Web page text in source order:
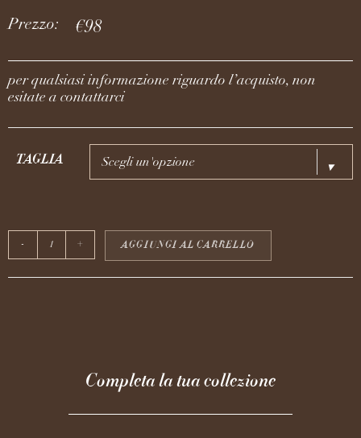
Prezzo: €98
per qualsiasi informazione riguardo l’acquisto, non
esitate a contattarci
TAGLIA Scegli un'opzione
- + AGGIUNGI AL CARRELLO
Completa la tua collezione